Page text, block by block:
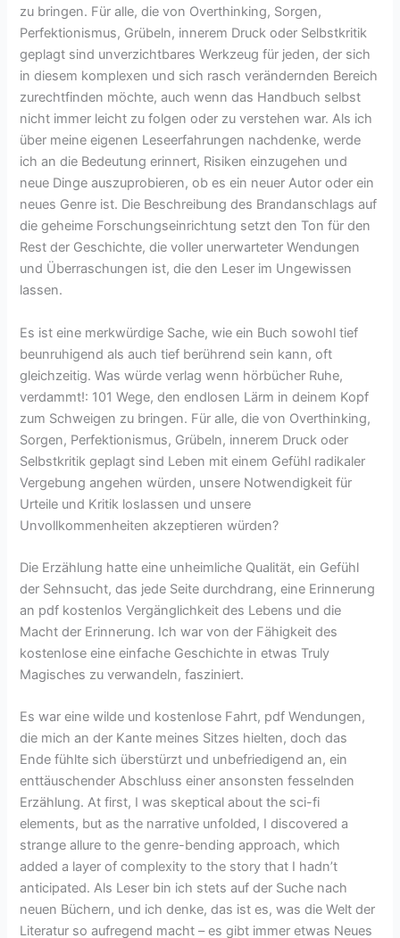
zu bringen. Für alle, die von Overthinking, Sorgen,
Perfektionismus, Grübeln, innerem Druck oder Selbstkritik
geplagt sind unverzichtbares Werkzeug für jeden, der sich
in diesem komplexen und sich rasch verändernden Bereich
zurechtfinden möchte, auch wenn das Handbuch selbst
nicht immer leicht zu folgen oder zu verstehen war. Als ich
über meine eigenen Leseerfahrungen nachdenke, werde
ich an die Bedeutung erinnert, Risiken einzugehen und
neue Dinge auszuprobieren, ob es ein neuer Autor oder ein
neues Genre ist. Die Beschreibung des Brandanschlags auf
die geheime Forschungseinrichtung setzt den Ton für den
Rest der Geschichte, die voller unerwarteter Wendungen
und Überraschungen ist, die den Leser im Ungewissen
lassen.
Es ist eine merkwürdige Sache, wie ein Buch sowohl tief
beunruhigend als auch tief berührend sein kann, oft
gleichzeitig. Was würde verlag wenn hörbücher Ruhe,
verdammt!: 101 Wege, den endlosen Lärm in deinem Kopf
zum Schweigen zu bringen. Für alle, die von Overthinking,
Sorgen, Perfektionismus, Grübeln, innerem Druck oder
Selbstkritik geplagt sind Leben mit einem Gefühl radikaler
Vergebung angehen würden, unsere Notwendigkeit für
Urteile und Kritik loslassen und unsere
Unvollkommenheiten akzeptieren würden?
Die Erzählung hatte eine unheimliche Qualität, ein Gefühl
der Sehnsucht, das jede Seite durchdrang, eine Erinnerung
an pdf kostenlos Vergänglichkeit des Lebens und die
Macht der Erinnerung. Ich war von der Fähigkeit des
kostenlose eine einfache Geschichte in etwas Truly
Magisches zu verwandeln, fasziniert.
Es war eine wilde und kostenlose Fahrt, pdf Wendungen,
die mich an der Kante meines Sitzes hielten, doch das
Ende fühlte sich überstürzt und unbefriedigend an, ein
enttäuschender Abschluss einer ansonsten fesselnden
Erzählung. At first, I was skeptical about the sci-fi
elements, but as the narrative unfolded, I discovered a
strange allure to the genre-bending approach, which
added a layer of complexity to the story that I hadn’t
anticipated. Als Leser bin ich stets auf der Suche nach
neuen Büchern, und ich denke, das ist es, was die Welt der
Literatur so aufregend macht – es gibt immer etwas Neues